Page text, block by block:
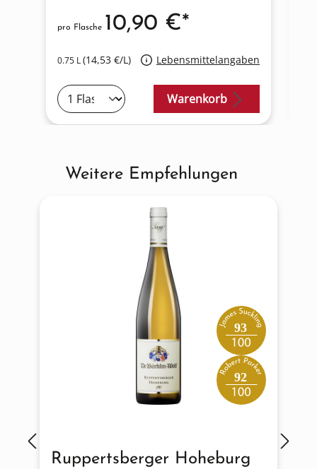
0.75 L(14,53 €/L) Lebensmittelangaben
pro Flasche 10,90 €*
Warenkorb
Produktgalerie überspringen
Weitere Empfehlungen
93
92
Ruppertsberger Hoheburg